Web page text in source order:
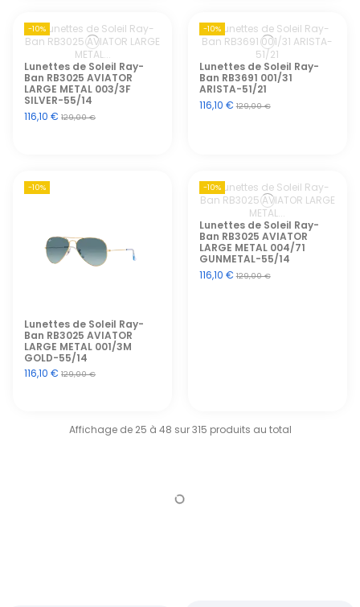
-10%
Lunettes de Soleil Ray-
Ban RB3025 AVIATOR
LARGE METAL 003/3F
SILVER-55/14
116,10 €129,00 €
-10%
Lunettes de Soleil Ray-
Ban RB3691 001/31
ARISTA-51/21
116,10 €129,00 €
-10%
Lunettes de Soleil Ray-
Ban RB3025 AVIATOR
LARGE METAL 001/3M
GOLD-55/14
116,10 €129,00 €
-10%
Lunettes de Soleil Ray-
Ban RB3025 AVIATOR
LARGE METAL 004/71
GUNMETAL-55/14
116,10 €129,00 €
Affichage de 25 à 48 sur 315 produits au total